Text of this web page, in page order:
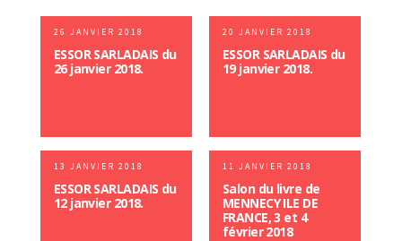
26 JANVIER 2018
ESSOR SARLADAIS du
26 janvier 2018.
20 JANVIER 2018
ESSOR SARLADAIS du
19 janvier 2018.
13 JANVIER 2018
ESSOR SARLADAIS du
12 janvier 2018.
11 JANVIER 2018
Salon du livre de
MENNECY ILE DE
FRANCE, 3 et 4
février 2018